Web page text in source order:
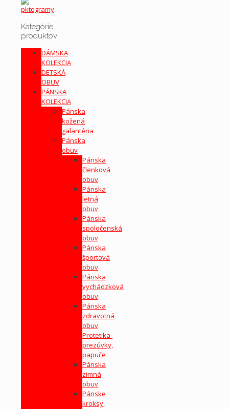
Kategórie
produktov
DÁMSKA
KOLEKCIA
DETSKÁ
OBUV
PÁNSKA
KOLEKCIA
Pánska
kožená
galantéria
Pánska
obuv
Pánska
členková
obuv
Pánska
letná
obuv
Pánska
spoločenská
obuv
Pánska
športová
obuv
Pánska
vychádzková
obuv
Pánska
zdravotná
obuv
Protetika-
prezúvky,
papuče
Pánska
zimná
obuv
Pánske
kroksy,